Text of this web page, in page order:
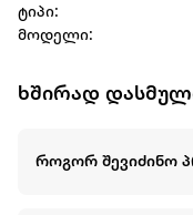
ტიპი:
მოდელი:
ხშირად
როგორ შევიძინო